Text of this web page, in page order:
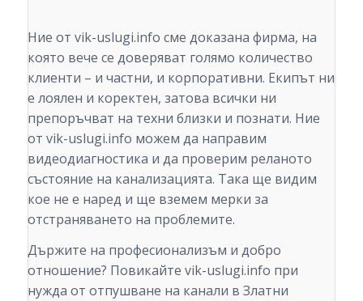
Ние от vik-uslugi.info сме доказана фирма, на
която вече се доверяват голямо количество
клиенти – и частни, и корпоративни. Екипът ни
е лоялен и коректен, затова всички ни
препоръчват на техни близки и познати. Ние
от vik-uslugi.info можем да направим
видеодиагностика и да проверим реланото
състояние на канализацията. Така ще видим
кое не е наред и ще вземем мерки за
отстраняването на проблемите.
Държите на професионализъм и добро
отношение? Повикайте vik-uslugi.info при
нужда от отпушване на канали в Златни